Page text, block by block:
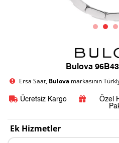
Bulova
Ersa Saat, Bulova markasının
Ücretsiz Kargo
Özel
Ek Hizmetler